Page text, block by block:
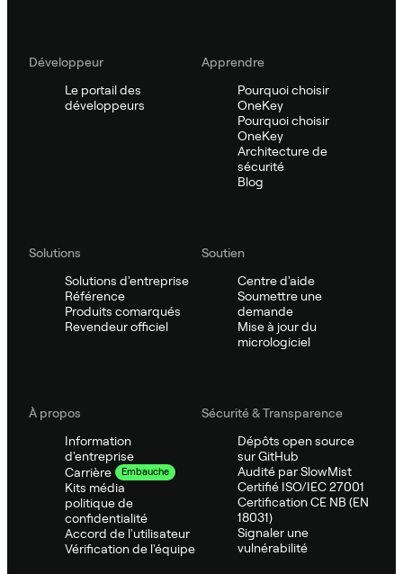
Développeur
Le portail des
développeurs
Apprendre
Pourquoi choisir
OneKey
Pourquoi choisir
OneKey
Architecture de
sécurité
Blog
Solutions
Solutions d'entreprise
Référence
Produits comarqués
Revendeur officiel
Soutien
Centre d'aide
Soumettre une
demande
Mise à jour du
micrologiciel
À propos
Information
d'entreprise
Carrière
Embauche
Kits média
politique de
confidentialité
Accord de l'utilisateur
Vérification de l'équipe
Sécurité & Transparence
Dépôts open source
sur GitHub
Audité par SlowMist
Certifié ISO/IEC 27001
Certification CE NB (EN
18031)
Signaler une
vulnérabilité